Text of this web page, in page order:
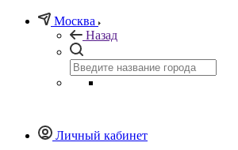
Москва
Назад
Личный кабинет